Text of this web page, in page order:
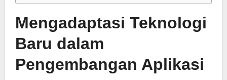
Mengadaptasi Teknologi
Baru dalam
Pengembangan Aplikasi